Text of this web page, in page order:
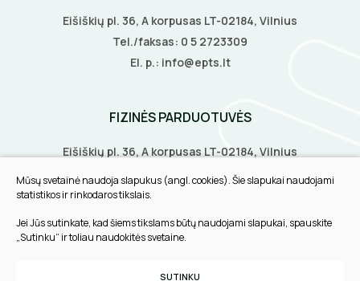
Eišiškių pl. 36, A korpusas LT-02184, Vilnius
Tel./faksas: 0 5 2723309
El. p.: info@epts.lt
FIZINĖS PARDUOTUVĖS
Eišiškių pl. 36, A korpusas LT-02184, Vilnius
Biruliškių g. 8, LT-52168, Kaunas
Tilžės g. 60, LT-91108, Klaipėda
INFORMACIJA
Mūsų svetainė naudoja slapukus (angl. cookies). Šie slapukai naudojami
statistikos ir rinkodaros tikslais.
Jei Jūs sutinkate, kad šiems tikslams būtų naudojami slapukai, spauskite
„Sutinku“ ir toliau naudokitės svetaine.
SUTINKU